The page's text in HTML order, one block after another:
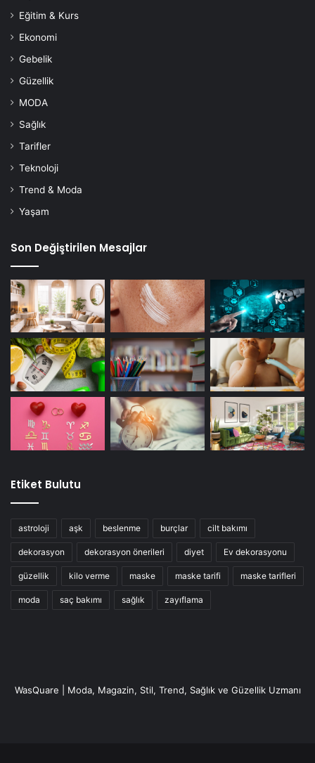
Eğitim & Kurs
Ekonomi
Gebelik
Güzellik
MODA
Sağlık
Tarifler
Teknoloji
Trend & Moda
Yaşam
Son Değiştirilen Mesajlar
Etiket Bulutu
astroloji aşk beslenme burçlar cilt bakımı
dekorasyon dekorasyon önerileri diyet Ev dekorasyonu
güzellik kilo verme maske maske tarifi maske tarifleri
moda saç bakımı sağlık zayıflama
WasQuare | Moda, Magazin, Stil, Trend, Sağlık ve Güzellik Uzmanı